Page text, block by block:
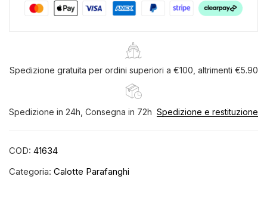
Spedizione gratuita per ordini superiori a €100, altrimenti €5.90
Spedizione in 24h, Consegna in 72h Spedizione e restituzione
COD: 41634
Categoria: Calotte Parafanghi
Salva il mio nome, email e sito web in